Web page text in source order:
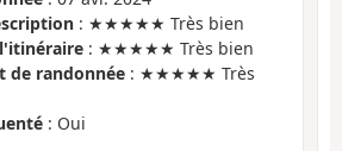
: ★★★★★ Très bien
: ★★★★★ Très bien
de randonnée : ★★★★★ Très
: Oui